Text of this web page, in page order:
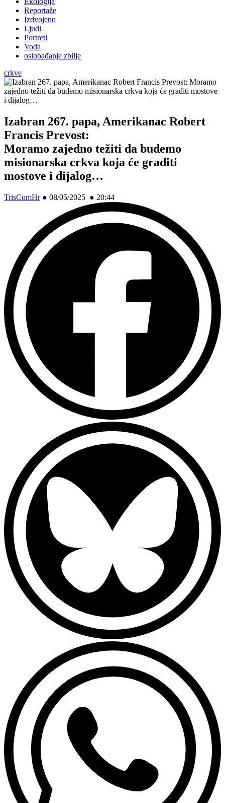
Reportaže
Izdvojeno
Ljudi
Portreti
Voda
oslobađanje zbilje
crkve
Izabran 267. papa, Amerikanac Robert
Francis Prevost:
Moramo zajedno težiti da budemo
misionarska crkva koja će graditi
mostove i dijalog…
TrisComHr● 08/05/2025 ● 20:44